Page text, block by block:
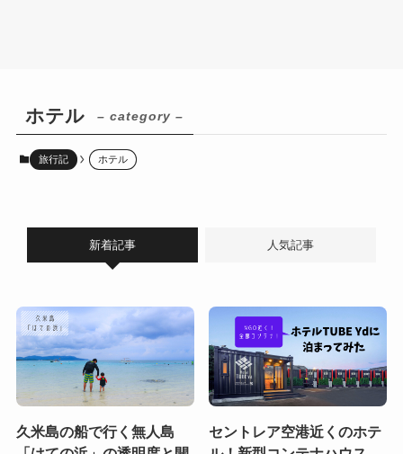
ホテル – category –
旅行記 ホテル
新着記事 人気記事
久米島の船で行く無人島
セントレア空港近くのホテ